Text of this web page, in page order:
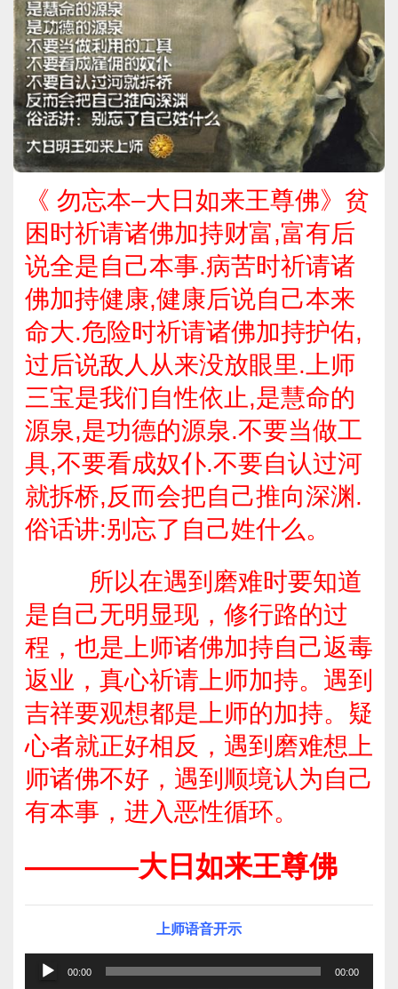
《 勿忘本–大日如来王尊佛》贫
困时祈请诸佛加持财富,富有后
说全是自己本事.病苦时祈请诸
佛加持健康,健康后说自己本来
命大.危险时祈请诸佛加持护佑,
过后说敌人从来没放眼里.上师
三宝是我们自性依止,是慧命的
源泉,是功德的源泉.不要当做工
具,不要看成奴仆.不要自认过河
就拆桥,反而会把自己推向深渊.
俗话讲:别忘了自己姓什么。
所以在遇到磨难时要知道
是自己无明显现，修行路的过
程，也是上师诸佛加持自己返毒
返业，真心祈请上师加持。遇到
吉祥要观想都是上师的加持。疑
心者就正好相反，遇到磨难想上
师诸佛不好，遇到顺境认为自己
有本事，进入恶性循环。
————大日如来王尊佛
上师语音开示
00:00 00:00